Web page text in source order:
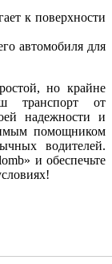
к поверхности
автомобиля для
но крайне
транспорт от
надежности и
помощником
водителей.
и обеспечьте